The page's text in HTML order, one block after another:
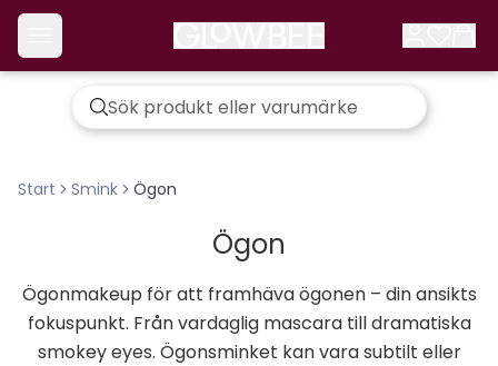
Start Smink Ögon
Ögon
Ögonmakeup för att framhäva ögonen – din ansikts
fokuspunkt. Från vardaglig mascara till dramatiska
smokey eyes. Ögonsminket kan vara subtilt eller